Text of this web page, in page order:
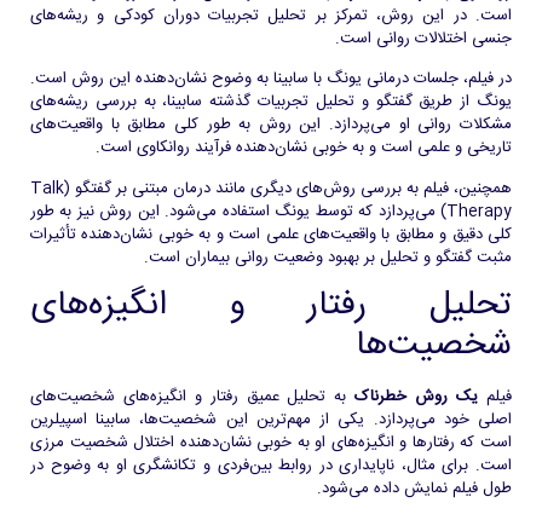
است. در این روش، تمرکز بر تحلیل تجربیات دوران کودکی و ریشه‌های
جنسی اختلالات روانی است.
در فیلم، جلسات درمانی یونگ با سابینا به وضوح نشان‌دهنده این روش است.
یونگ از طریق گفتگو و تحلیل تجربیات گذشته سابینا، به بررسی ریشه‌های
مشکلات روانی او می‌پردازد. این روش به طور کلی مطابق با واقعیت‌های
تاریخی و علمی است و به خوبی نشان‌دهنده فرآیند روانکاوی است.
همچنین، فیلم به بررسی روش‌های دیگری مانند درمان مبتنی بر گفتگو (Talk
Therapy) می‌پردازد که توسط یونگ استفاده می‌شود. این روش نیز به طور
کلی دقیق و مطابق با واقعیت‌های علمی است و به خوبی نشان‌دهنده تأثیرات
مثبت گفتگو و تحلیل بر بهبود وضعیت روانی بیماران است.
تحلیل رفتار و انگیزه‌های
شخصیت‌ها
فیلم یک روش خطرناکبه تحلیل عمیق رفتار و انگیزه‌های شخصیت‌های
اصلی خود می‌پردازد. یکی از مهم‌ترین این شخصیت‌ها، سابینا اسپیلرین
است که رفتارها و انگیزه‌های او به خوبی نشان‌دهنده اختلال شخصیت مرزی
است. برای مثال، ناپایداری در روابط بین‌فردی و تکانشگری او به وضوح در
طول فیلم نمایش داده می‌شود.